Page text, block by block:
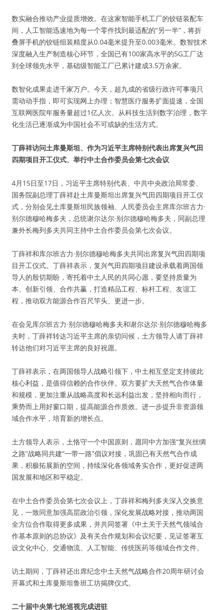
数实融合推动产业提质增效。在这家智能手机工厂的铰链装配车
间，人工智能迅速地为每一个零件找到最适配的“另一半”，将折
叠屏手机的铰链组装精度从0.04毫米提升至0.003毫米。数智技术
深度融入生产制造核心环节，全国已有100家高水平的5G工厂达
到全球领先水平，基础级智能工厂已累计建成3.5万余家。
数智化成果走进千家万户。今天，超九成的省级行政许可事项只
需动动手指，即可实现网上办理；智慧医疗服务扩面提速，全国
互联网医院年服务量超过1亿人次。从科技生活到数字治理，数字
化生活已逐渐成为中国社会不可或缺的生活方式。
丁薛祥访问土库曼斯坦、作为习近平主席特别代表出席复兴气田
四期项目开工仪式、举行中土合作委员会第七次会议
4月15日至17日，习近平主席特别代表、中共中央政治局常委、
国务院副总理丁薛祥赴土库曼斯坦出席复兴气田四期项目开工仪
式，分别会见土库曼斯坦民族领袖、人民委员会主席库尔班古力·
别尔德穆哈梅多夫，总统谢尔达尔·别尔德穆哈梅多夫，同副总理
兼外长梅列多夫共同主持中土合作委员会第七次会议。
丁薛祥和库尔班古力·别尔德穆哈梅多夫共同出席复兴气田四期项
目开工仪式。丁薛祥表示，复兴气田四期项目建设承载着两国领
导人的殷切期盼，寄托着中土人民的共同心愿，要坚持质量为
本、创新引领、合作共赢，打造精品工程、标杆工程、友谊工
程，推动双方能源合作百尺竿头、更进一步。
在会见库尔班古力·别尔德穆哈梅多夫和谢尔达尔·别尔德穆哈梅多
夫时，丁薛祥转达习近平主席的亲切问候，土方领导人请丁薛祥
转达他们对习近平主席的良好祝愿。
丁薛祥表示，在两国领导人战略引领下，中土相互坚定支持彼此
核心利益，是值得信赖的合作伙伴。双方要扩大天然气合作体量
和规模，更加注重从战略高度和长远利益出发，坚持相向而行，
乘势而上用好窗口期，提高能源合作质效。进一步提升非资源领
域合作水平，培育新的增长点。
土方领导人表示，土恪守一个中国原则，愿同中方加强“复兴丝绸
之路”战略同共建“一带一路”倡议对接，巩固已有天然气合作成
果，积极拓展新的空间，持续深化各领域务实合作，更好促进两
国发展和地区和平稳定。
在中土合作委员会第七次会议上，丁薛祥和梅列多夫深入交换意
见，一致同意加强高层政治引领，深化发展战略对接，推动两国
全方位合作取得更多成果，并共同签署《中土关于天然气领域合
作基本原则的总协议》及有关合作规划和会议纪要，见证签署互
设文化中心、交通物流、人工智能、传统医药等领域合作文件。
访土期间，丁薛祥还出席纪念中土天然气战略合作20周年研讨会
开幕式和土库曼斯坦鲁班工坊揭牌仪式。
二十届中央第七轮巡视完成进驻